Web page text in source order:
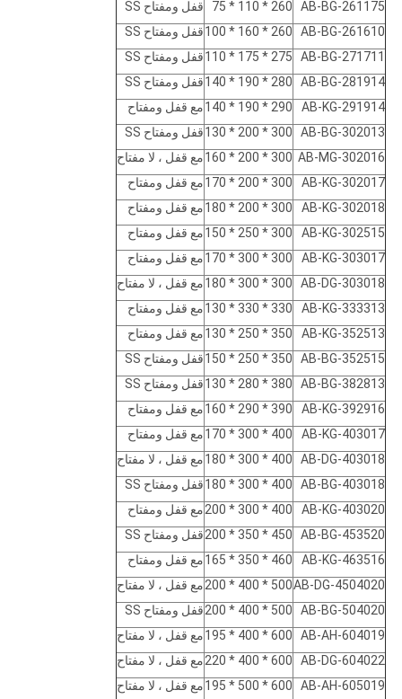
AB-BG-261175
260 * 110 * 75
قفل ومفتاح SS
AB-BG-261610
260 * 160 * 100
قفل ومفتاح SS
AB-BG-271711
275 * 175 * 110
قفل ومفتاح SS
AB-BG-281914
280 * 190 * 140
قفل ومفتاح SS
AB-KG-291914
290 * 190 * 140
مع قفل ومفتاح
AB-BG-302013
300 * 200 * 130
قفل ومفتاح SS
AB-MG-302016
300 * 200 * 160
مع قفل ، لا مفتاح
AB-KG-302017
300 * 200 * 170
مع قفل ومفتاح
AB-KG-302018
300 * 200 * 180
مع قفل ومفتاح
AB-KG-302515
300 * 250 * 150
مع قفل ومفتاح
AB-KG-303017
300 * 300 * 170
مع قفل ومفتاح
AB-DG-303018
300 * 300 * 180
مع قفل ، لا مفتاح
AB-KG-333313
330 * 330 * 130
مع قفل ومفتاح
AB-KG-352513
350 * 250 * 130
مع قفل ومفتاح
AB-BG-352515
350 * 250 * 150
قفل ومفتاح SS
AB-BG-382813
380 * 280 * 130
قفل ومفتاح SS
AB-KG-392916
390 * 290 * 160
مع قفل ومفتاح
AB-KG-403017
400 * 300 * 170
مع قفل ومفتاح
AB-DG-403018
400 * 300 * 180
مع قفل ، لا مفتاح
AB-BG-403018
400 * 300 * 180
قفل ومفتاح SS
AB-KG-403020
400 * 300 * 200
مع قفل ومفتاح
AB-BG-453520
450 * 350 * 200
قفل ومفتاح SS
AB-KG-463516
460 * 350 * 165
مع قفل ومفتاح
AB-DG-4504020
500 * 400 * 200
مع قفل ، لا مفتاح
AB-BG-504020
500 * 400 * 200
قفل ومفتاح SS
AB-AH-604019
600 * 400 * 195
مع قفل ، لا مفتاح
AB-DG-604022
600 * 400 * 220
مع قفل ، لا مفتاح
AB-AH-605019
600 * 500 * 195
مع قفل ، لا مفتاح